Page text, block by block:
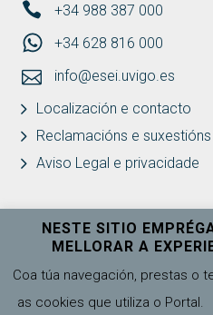
+34 988 387 000
+34 628 816 000
info@esei.uvigo.es
Localización e contacto
Reclamacións e suxestións
Aviso Legal e privacidade
NESTE SITIO
MELLORAR A
Coa túa navegación, prestas o
as cookies que utiliza o Portal.